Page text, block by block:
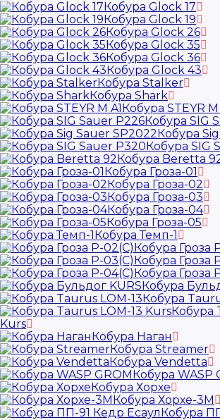
Кобура Glock 17
Кобура Glock 19
Кобура Glock 26
Кобура Glock 35
Кобура Glock 36
Кобура Glock 43
Кобура Stalker
Кобура Shark
Кобура STEYR M
Кобура SIG
Кобура
Кобура SIG
Кобура Beretta
Кобура Гроза-01
Кобура Гроза-02
Кобура Гроза-03
Кобура Гроза-04
Кобура Гроза-05
Кобура Темп-1
Кобура Гроза
Кобура Гроза
Кобура Гроза
Кобура
Кобура
Кобура
Kurs
Кобура Наган
Кобура Streamer
Кобура Vendetta
Кобура WASP
Кобура Хорхе
Кобура Хорхе-3М
Кобура